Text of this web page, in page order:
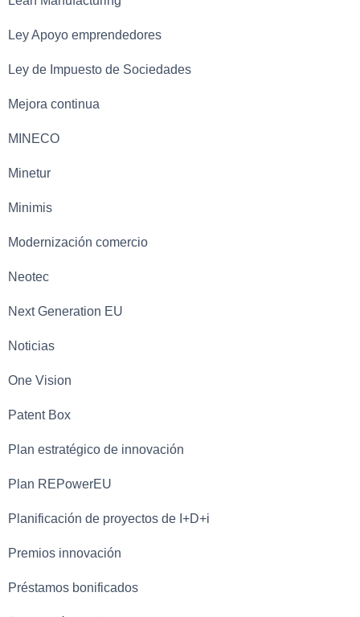
Ley Apoyo emprendedores
Ley de Impuesto de Sociedades
Mejora continua
MINECO
Minetur
Minimis
Modernización comercio
Neotec
Next Generation EU
Noticias
One Vision
Patent Box
Plan estratégico de innovación
Plan REPowerEU
Planificación de proyectos de I+D+i
Premios innovación
Préstamos bonificados